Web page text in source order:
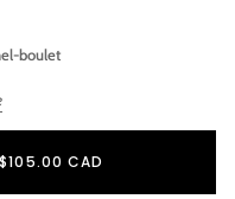
boulet
$105.00 CAD